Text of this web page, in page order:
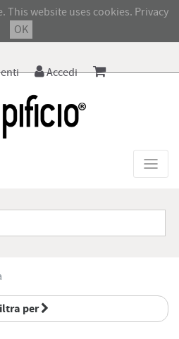
This website uses cookies. Privacy
OK
Accedi
per